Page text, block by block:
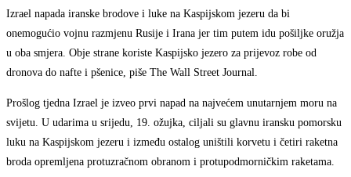
Izrael napada iranske brodove i luke na Kaspijskom jezeru da bi
onemogućio vojnu razmjenu Rusije i Irana jer tim putem idu pošiljke oružja
u oba smjera. Obje strane koriste Kaspijsko jezero za prijevoz robe od
dronova do nafte i pšenice, piše The Wall Street Journal.
Prošlog tjedna Izrael je izveo prvi napad na najvećem unutarnjem moru na
svijetu. U udarima u srijedu, 19. ožujka, ciljali su glavnu iransku pomorsku
luku na Kaspijskom jezeru i između ostalog uništili korvetu i četiri raketna
broda opremljena protuzračnom obranom i protupodmorničkim raketama.